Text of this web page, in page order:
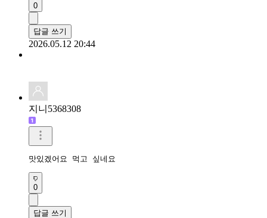
0
답글 쓰기
2026.05.12 20:44
지니5368308
맛있겠어요 먹고 싶네요
0
답글 쓰기